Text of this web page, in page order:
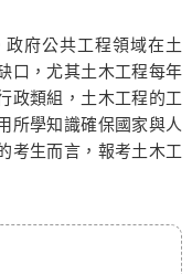
府公共工程領域在土
口，尤其土木工程每年
政類組，土木工程的工
所學知識確保國家與人
考生而言，報考土木工